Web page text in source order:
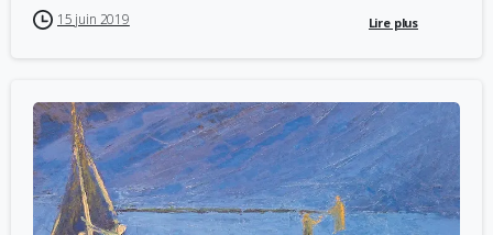
15 juin 2019 Lire plus